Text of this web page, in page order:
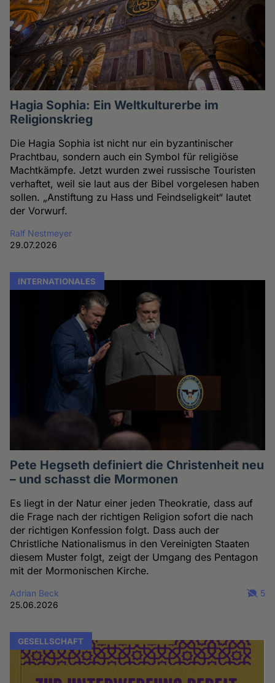
Hagia Sophia: Ein Weltkulturerbe im
Religionskrieg
Die Hagia Sophia ist nicht nur ein byzantinischer
Prachtbau, sondern auch ein Symbol für religiöse
Machtkämpfe. Jetzt wurden zwei russische Touristen
verhaftet, weil sie laut aus der Bibel vorgelesen haben
sollen. „Anstiftung zu Hass und Feindseligkeit“ lautet
der Vorwurf.
Ralf Nestmeyer
29.07.2026
INTERNATIONALES
Pete Hegseth definiert die Christenheit neu
– und schasst die Mormonen
Es liegt in der Natur einer jeden Theokratie, dass auf
die Frage nach der richtigen Religion sofort die nach
der richtigen Konfession folgt. Dass auch der
Christliche Nationalismus in den Vereinigten Staaten
diesem Muster folgt, zeigt der Umgang des Pentagon
mit der Mormonischen Kirche.
Adrian Beck
25.06.2026
5
GESELLSCHAFT